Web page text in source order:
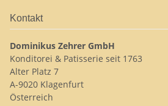
Kontakt
Dominikus Zehrer GmbH
Konditorei & Patisserie seit 1763
Alter Platz 7
A-9020 Klagenfurt
Österreich